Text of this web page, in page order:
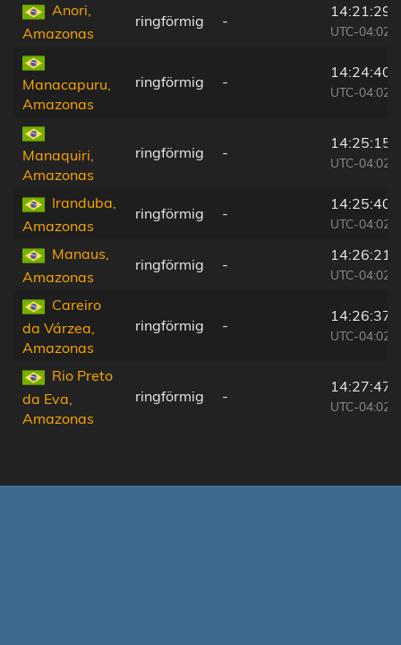
Anori,
Amazonas
ringförmig -
14:21:29
UTC-04:02
Manacapuru,
Amazonas
ringförmig -
14:24:40
UTC-04:02
Manaquiri,
Amazonas
ringförmig -
14:25:15
UTC-04:02
Iranduba,
Amazonas
ringförmig -
14:25:40
UTC-04:02
Manaus,
Amazonas
ringförmig -
14:26:21
UTC-04:02
Careiro
da Várzea,
Amazonas
ringförmig -
14:26:37
UTC-04:02
Rio Preto
da Eva,
Amazonas
ringförmig -
14:27:47
UTC-04:02